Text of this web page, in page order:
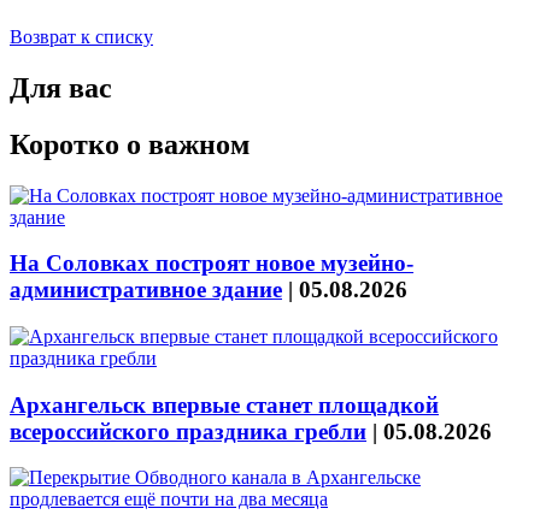
Возврат к списку
Для вас
Коротко о важном
На Соловках построят новое музейно-
административное здание | 05.08.2026
Архангельск впервые станет площадкой
всероссийского праздника гребли | 05.08.2026